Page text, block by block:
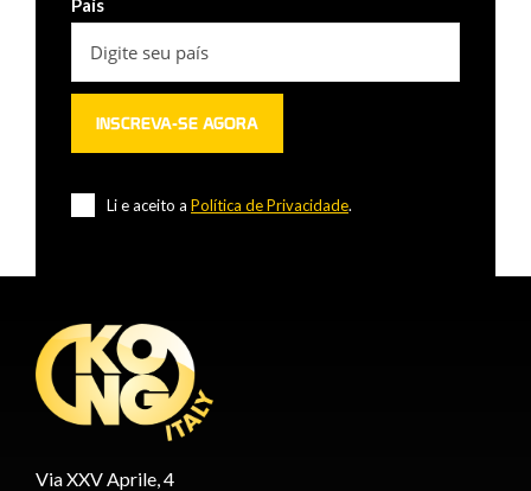
Li e aceito a Política de Privacidade.
Via XXV Aprile, 4